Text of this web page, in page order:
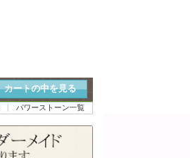
カートの中を見る
パワーストーン一覧